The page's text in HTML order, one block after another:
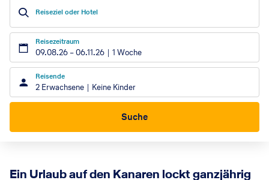
Reiseziel oder Hotel
Reisezeitraum
09.08.26 –06.11.26 1 Woche
Reisende
2 Erwachsene Keine Kinder
Suche
Ein Urlaub auf den Kanaren lockt ganzjährig